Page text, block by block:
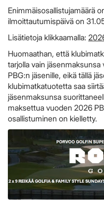
Enimmäisosallistujamäärä
ilmoittautumispäivä on
Lisätietoja klikkaamalla:
Huomaathan, että
tarjolla vain
PBG:n jäsenille, eikä tällä
klubimatkatuotetta saa
jäsenmaksunsa
maksettua vuoden 2026
osallistuminen on kielletty.